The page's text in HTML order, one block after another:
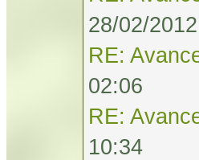
28/02/
RE:
02:06
RE:
10:34